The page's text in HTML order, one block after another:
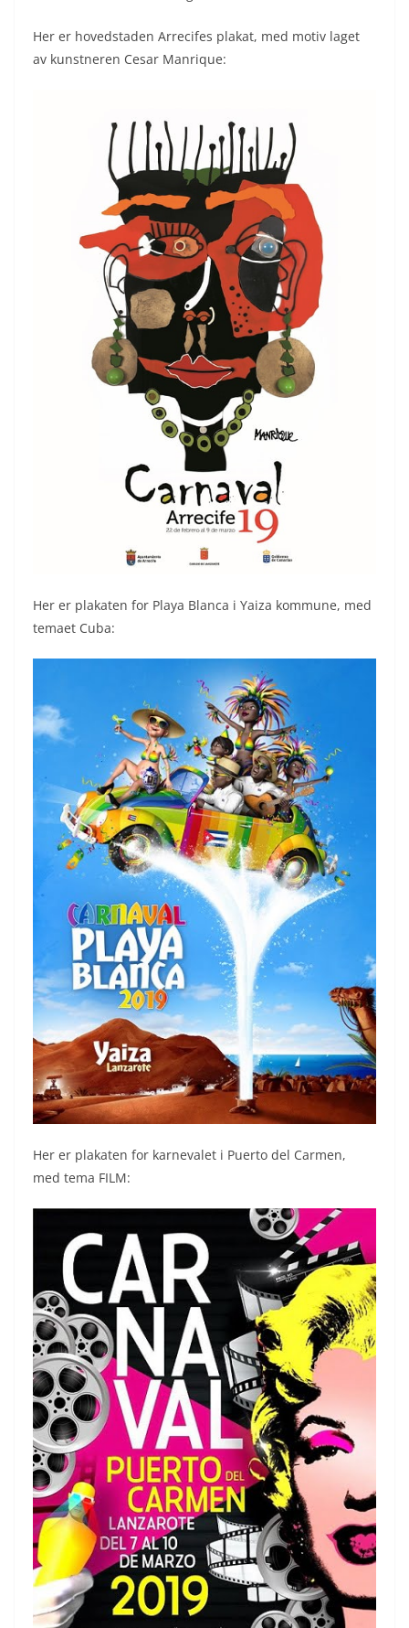
Her er hovedstaden Arrecifes plakat, med motiv laget
av kunstneren Cesar Manrique:
Her er plakaten for Playa Blanca i Yaiza kommune, med
temaet Cuba:
Her er plakaten for karnevalet i Puerto del Carmen,
med tema FILM: